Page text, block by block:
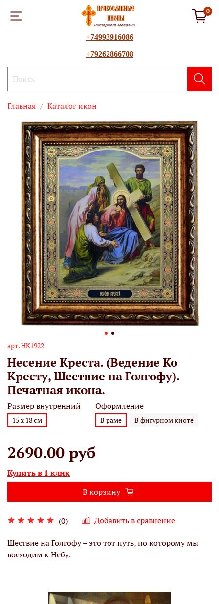
0
+74993916086
+79262866708
Главная Каталог икон
арт.НК1922
Несение Креста. (Ведение Ко
Кресту, Шествие на Голгофу).
Печатная икона.
(0) Добавить в сравнение
Размер внутренний
15 х 18 см
Оформление
В раме В фигурном киоте
2690.00 руб
Купить в 1 клик
В корзину
Шествие на Голгофу – это тот путь, по которому мы
восходим к Небу.